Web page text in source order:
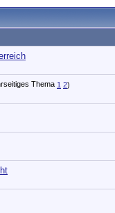
1 2)